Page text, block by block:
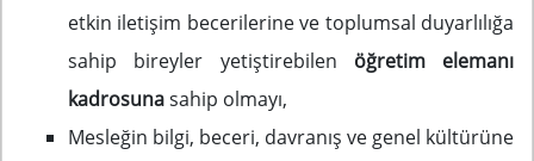
etkin iletişim becerilerine ve toplumsal duyarlılığa
sahip bireyler yetiştirebilen öğretim elemanı
kadrosunasahip olmayı,
Mesleğin bilgi, beceri, davranış ve genel kültürüne